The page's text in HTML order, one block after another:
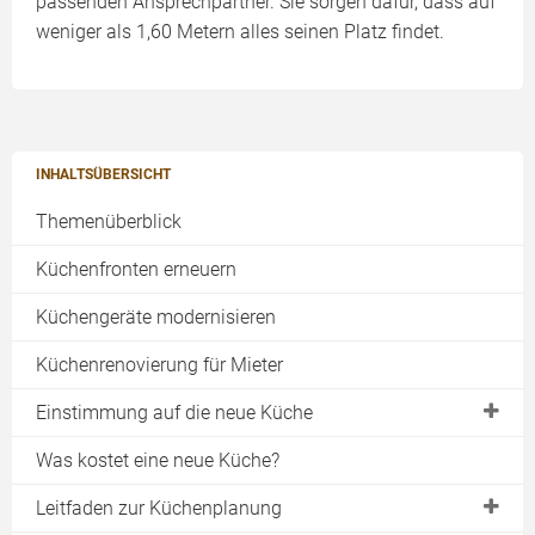
INHALTSÜBERSICHT
Themenüberblick
Küchenfronten erneuern
Küchengeräte modernisieren
Küchenrenovierung für Mieter
Einstimmung auf die neue Küche
Trends bei der Küchenplanung
Küchenrenovierung bei Mietverhältnis
Was kostet eine neue Küche?
Leitfaden zur Küchenplanung
weniger als 1,60 Metern alles seinen Platz findet.